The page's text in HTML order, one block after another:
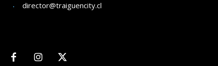
director@traiguencity.cl